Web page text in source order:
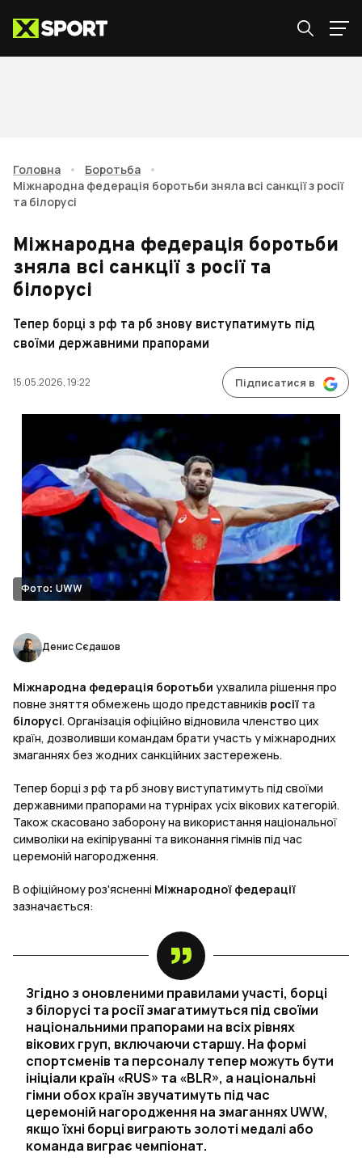
Головна • Боротьба
•
Міжнародна федерація боротьби зняла всі санкції з росії
та білорусі
Міжнародна федерація боротьби
зняла всі санкції з росії та
білорусі
Тепер борці з рф та рб знову виступатимуть під
своїми державними прапорами
15.05.2026, 19:22 Підписатися в
Фото: UWW
Денис Сєдашов
Міжнародна федерація боротьби ухвалила рішення про
повне зняття обмежень щодо представників росії та
білорусі. Організація офіційно відновила членство цих
країн, дозволивши командам брати участь у міжнародних
змаганнях без жодних санкційних застережень.
Тепер борці з рф та рб знову виступатимуть під своїми
державними прапорами на турнірах усіх вікових категорій.
Також скасовано заборону на використання національної
символіки на екіпіруванні та виконання гімнів під час
церемоній нагородження.
В офіційному роз'ясненні Міжнародної федерації
зазначається:
Згідно з оновленими правилами участі, борці
з білорусі та росії змагатимуться під своїми
національними прапорами на всіх рівнях
вікових груп, включаючи старшу. На формі
спортсменів та персоналу тепер можуть бути
ініціали країн «RUS» та «BLR», а національні
гімни обох країн звучатимуть під час
церемоній нагородження на змаганнях UWW,
якщо їхні борці виграють золоті медалі або
команда виграє чемпіонат.